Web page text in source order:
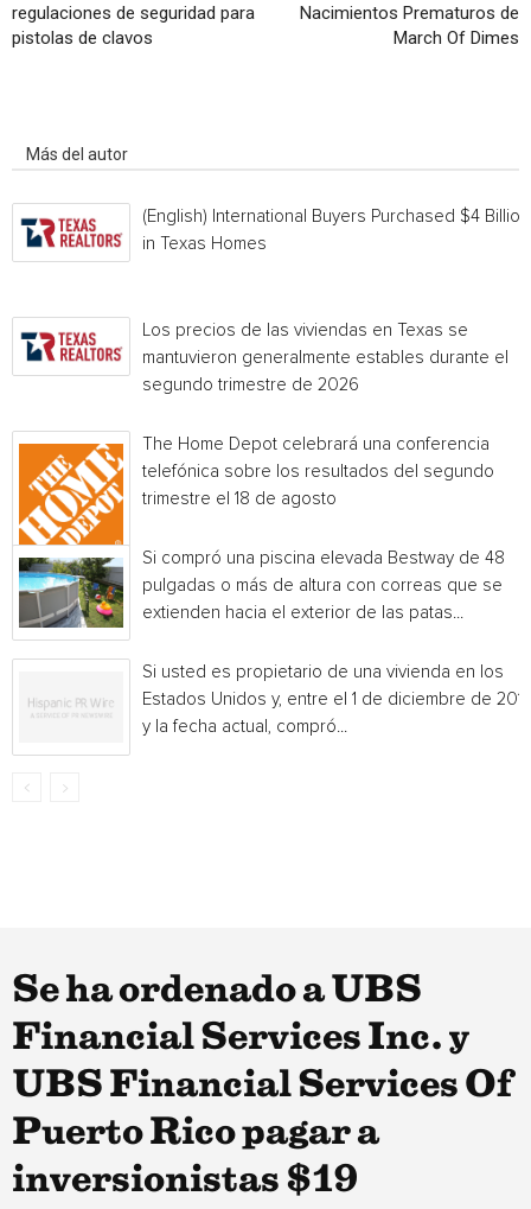
regulaciones de seguridad para
pistolas de clavos
Nacimientos Prematuros de
March Of Dimes
Más del autor
(English) International Buyers Purchased $4 Billion
in Texas Homes
Los precios de las viviendas en Texas se
mantuvieron generalmente estables durante el
segundo trimestre de 2026
The Home Depot celebrará una conferencia
telefónica sobre los resultados del segundo
trimestre el 18 de agosto
Si compró una piscina elevada Bestway de 48
pulgadas o más de altura con correas que se
extienden hacia el exterior de las patas...
Si usted es propietario de una vivienda en los
Estados Unidos y, entre el 1 de diciembre de
y la fecha actual, compró...
Se ha ordenado a UBS
Financial Services Inc. y
UBS Financial Services Of
Puerto Rico pagar a
inversionistas $19